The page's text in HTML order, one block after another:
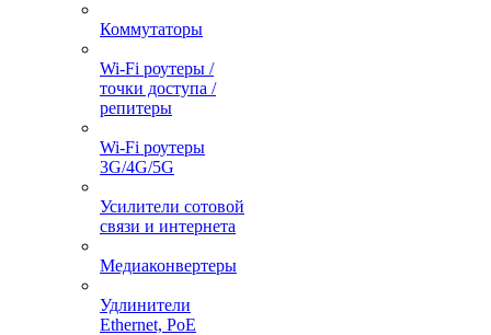
Коммутаторы
Wi-Fi роутеры /
точки доступа /
репитеры
Wi-Fi роутеры
3G/4G/5G
Усилители сотовой
связи и интернета
Медиаконвертеры
Удлинители
Ethernet, PoE